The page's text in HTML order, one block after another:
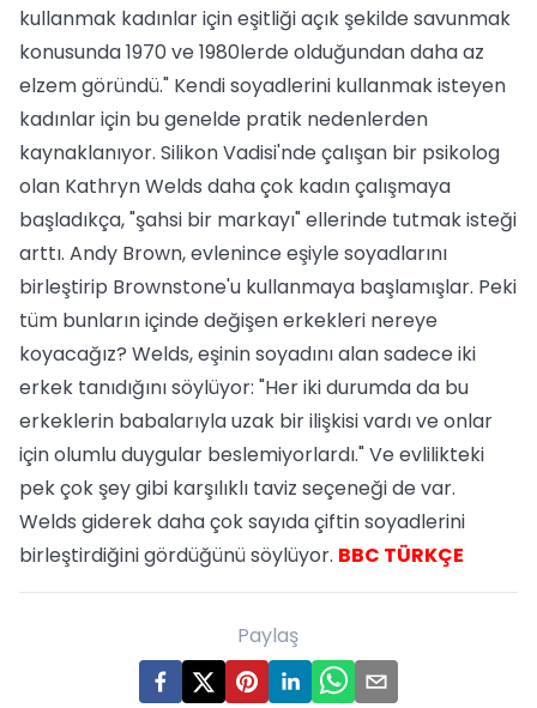
kullanmak kadınlar için eşitliği açık şekilde savunmak
konusunda 1970 ve 1980lerde olduğundan daha az
elzem göründü." Kendi soyadlerini kullanmak isteyen
kadınlar için bu genelde pratik nedenlerden
kaynaklanıyor. Silikon Vadisi'nde çalışan bir psikolog
olan Kathryn Welds daha çok kadın çalışmaya
başladıkça, "şahsi bir markayı" ellerinde tutmak isteği
arttı. Andy Brown, evlenince eşiyle soyadlarını
birleştirip Brownstone'u kullanmaya başlamışlar. Peki
tüm bunların içinde değişen erkekleri nereye
koyacağız? Welds, eşinin soyadını alan sadece iki
erkek tanıdığını söylüyor: "Her iki durumda da bu
erkeklerin babalarıyla uzak bir ilişkisi vardı ve onlar
için olumlu duygular beslemiyorlardı." Ve evlilikteki
pek çok şey gibi karşılıklı taviz seçeneği de var.
Welds giderek daha çok sayıda çiftin soyadlerini
birleştirdiğini gördüğünü söylüyor. BBC TÜRKÇE
Paylaş